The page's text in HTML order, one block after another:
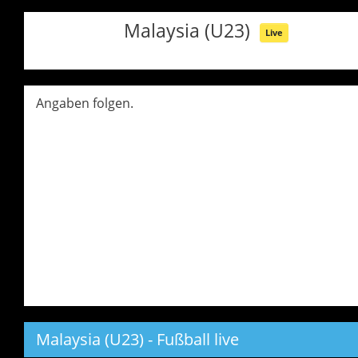
Malaysia (U23) Live
Angaben folgen.
Malaysia (U23) - Fußball live